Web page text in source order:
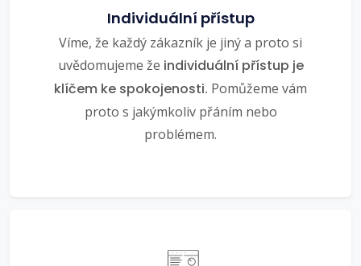
Individuální přístup
Víme, že každý zákazník je jiný a proto si
uvědomujeme že individuální přístup je
klíčem ke spokojenosti. Pomůžeme vám
proto s jakýmkoliv přáním nebo
problémem.